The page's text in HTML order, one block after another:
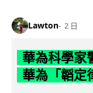
Lawton 2 日
華為科學家
華為「韜定